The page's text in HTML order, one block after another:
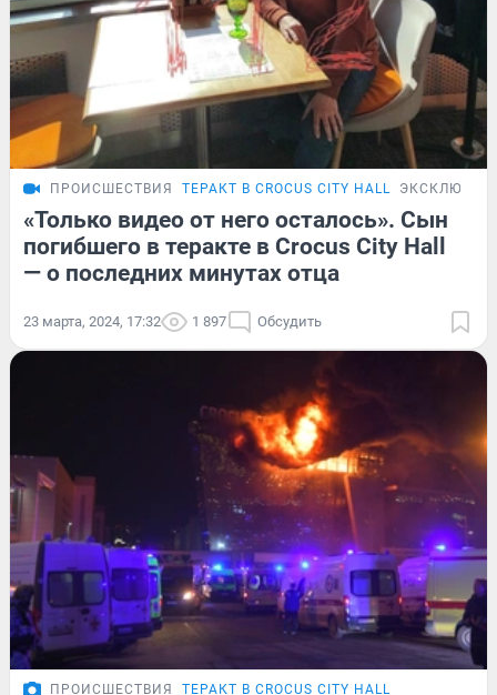
ПРОИСШЕСТВИЯ ТЕРАКТ В CROCUS CITY HALL ЭКСКЛЮЗИВ
«Только видео от него осталось». Сын
погибшего в теракте в Crocus City Hall
— о последних минутах отца
23 марта, 2024, 17:32 1 897 Обсудить
ПРОИСШЕСТВИЯ ТЕРАКТ В CROCUS CITY HALL